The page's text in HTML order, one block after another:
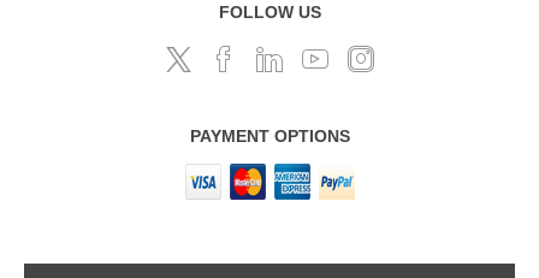
FOLLOW US
PAYMENT OPTIONS